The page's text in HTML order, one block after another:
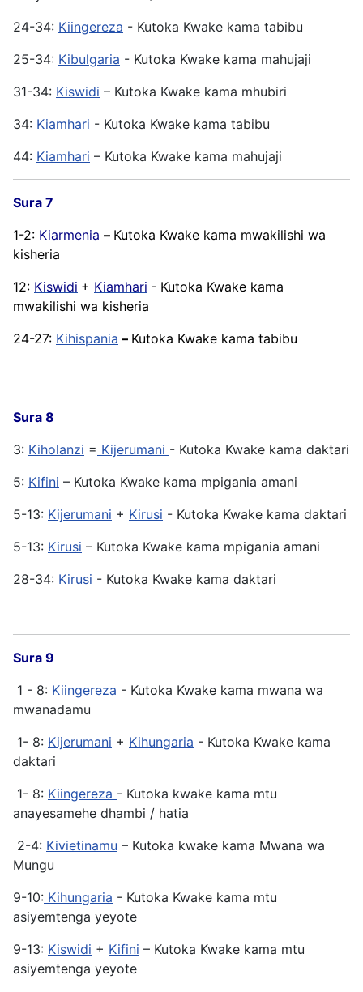
24-34: Kiingereza - Kutoka Kwake kama tabibu
25-34: Kibulgaria - Kutoka Kwake kama mahujaji
31-34: Kiswidi – Kutoka Kwake kama mhubiri
34: Kiamhari - Kutoka Kwake kama tabibu
44: Kiamhari – Kutoka Kwake kama mahujaji
Sura 7
1-2: Kiarmenia – Kutoka Kwake kama mwakilishi wa
kisheria
12: Kiswidi + Kiamhari - Kutoka Kwake kama
mwakilishi wa kisheria
24-27: Kihispania – Kutoka Kwake kama tabibu
Sura 8
3: Kiholanzi = Kijerumani - Kutoka Kwake kama daktari
5: Kifini – Kutoka Kwake kama mpigania amani
5-13: Kijerumani + Kirusi - Kutoka Kwake kama daktari
5-13: Kirusi – Kutoka Kwake kama mpigania amani
28-34: Kirusi - Kutoka Kwake kama daktari
Sura 9
1 - 8: Kiingereza - Kutoka Kwake kama mwana wa
mwanadamu
1- 8: Kijerumani + Kihungaria - Kutoka Kwake kama
daktari
1- 8: Kiingereza - Kutoka kwake kama mtu
anayesamehe dhambi / hatia
2-4: Kivietinamu – Kutoka kwake kama Mwana wa
Mungu
9-10: Kihungaria - Kutoka Kwake kama mtu
asiyemtenga yeyote
9-13: Kiswidi + Kifini – Kutoka Kwake kama mtu
asiyemtenga yeyote